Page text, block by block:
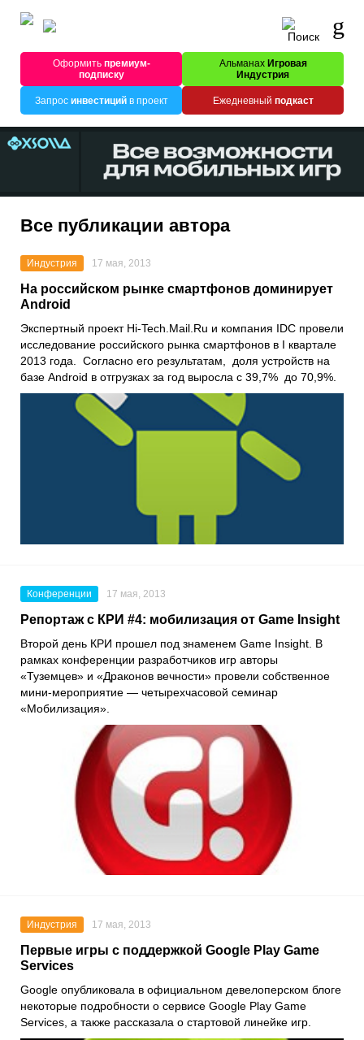
Оформитьпремиум-
подписку
Альманах Игровая
Индустрия
Запрос инвестицийв проект Ежедневный подкаст
Все публикации автора
Индустрия 17 мая, 2013
На российском рынке смартфонов доминирует
Android
Экспертный проект Hi-Tech.Mail.Ru и компания IDC провели
исследование российского рынка смартфонов в I квартале
2013 года. Согласно его результатам, доля устройств на
базе Android в отгрузках за год выросла с 39,7% до 70,9%.
Конференции 17 мая, 2013
Репортаж с КРИ #4: мобилизация от Game Insight
Второй день КРИ прошел под знаменем Game Insight. В
рамках конференции разработчиков игр авторы
«Туземцев» и «Драконов вечности» провели собственное
мини-мероприятие — четырехчасовой семинар
«Мобилизация».
Индустрия 17 мая, 2013
Первые игры c поддержкой Google Play Game
Services
Google опубликовала в официальном девелоперском блоге
некоторые подробности о сервисе Google Play Game
Services, а также рассказала о стартовой линейке игр.